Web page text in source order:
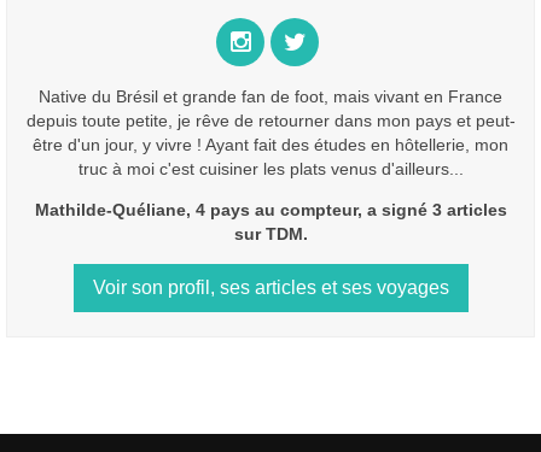
Native du Brésil et grande fan de foot, mais vivant en France
depuis toute petite, je rêve de retourner dans mon pays et peut-
être d'un jour, y vivre ! Ayant fait des études en hôtellerie, mon
truc à moi c'est cuisiner les plats venus d'ailleurs...
Mathilde-Quéliane, 4 pays au compteur, a signé 3 articles
sur TDM.
Voir son profil, ses articles et ses voyages